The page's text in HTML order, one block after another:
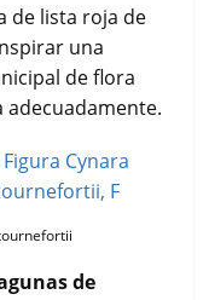
de lista roja de
una
de flora
de